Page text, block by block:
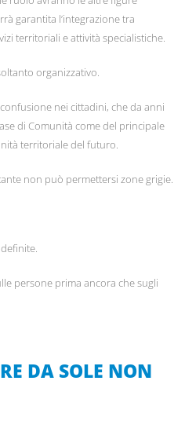
garantita l’integrazione tra
territoriali e attività specialistiche.
organizzativo.
nei cittadini, che da anni
di Comunità come del principale
territoriale del futuro.
non può permettersi zone grigie.
persone prima ancora che sugli
DA SOLE NON